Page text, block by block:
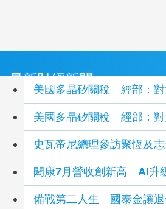
最新財經新聞
美國多晶矽關稅 經部：對
美國多晶矽關稅 經部：對
史瓦帝尼總理參訪聚恆及
閎康7月營收創新高 AI升
備戰第二人生 國泰金讓退